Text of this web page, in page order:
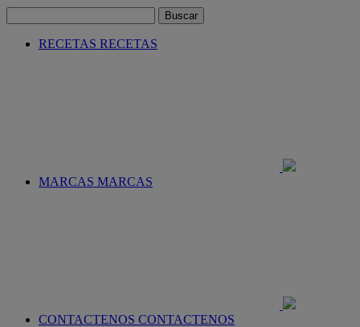
Buscar
RECETAS RECETAS
MARCAS MARCAS
CONTACTENOS CONTACTENOS